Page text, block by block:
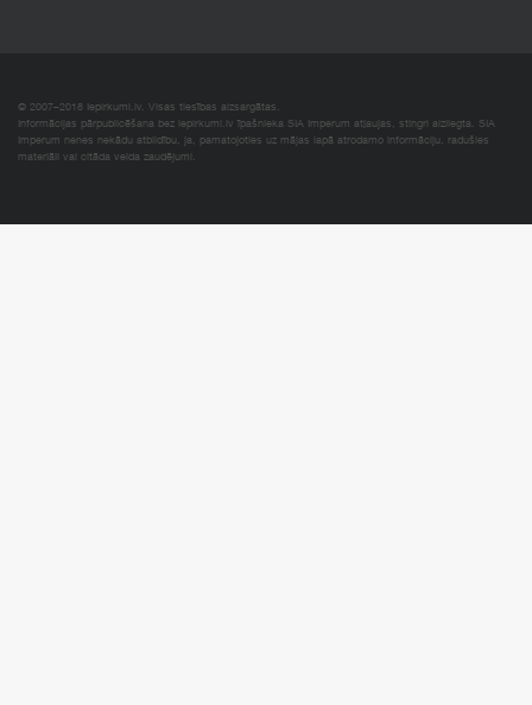
© 2007–2018 Iepirkumi.lv. Visas tiesības aizsargātas.
Informācijas pārpublicēšana bez iepirkumi.lv īpašnieka SIA Imperum atļaujas, stingri aizliegta. SIA
Imperum nenes nekādu atbildību, ja, pamatojoties uz mājas lapā atrodamo informāciju, radušies
materiāli vai citāda veida zaudējumi.